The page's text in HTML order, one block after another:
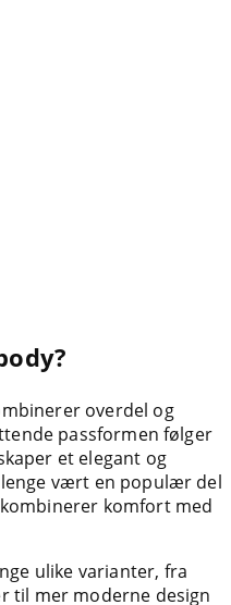
overdel og
passformen følger
et elegant og
vært en populær del
komfort med
ulike varianter, fra
til mer moderne design